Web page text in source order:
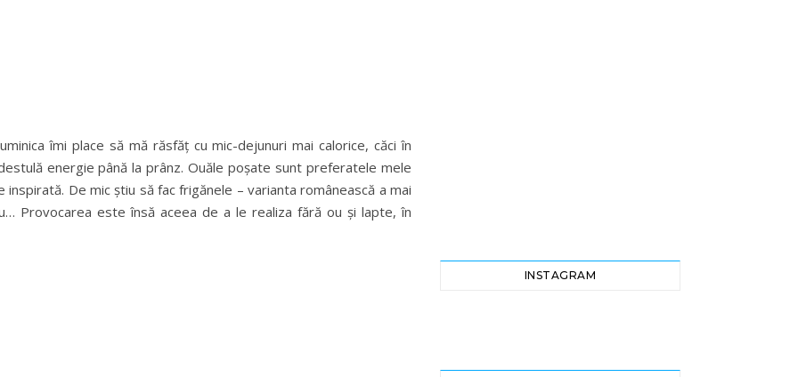
îmi place să mă răsfăț cu mic-dejunuri mai calorice, căci în
energie până la prânz. Ouăle poșate sunt preferatele mele
De mic știu să fac frigănele – varianta românească a mai
Provocarea este însă aceea de a le realiza fără ou și lapte, în
INSTAGRAM